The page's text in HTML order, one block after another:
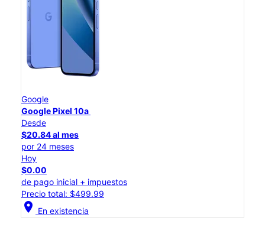
Google
Google Pixel 10a
Desde
$20.84 al mes
por 24 meses
Hoy
$0.00
de pago inicial + impuestos
Precio total: $499.99
location_on En existencia